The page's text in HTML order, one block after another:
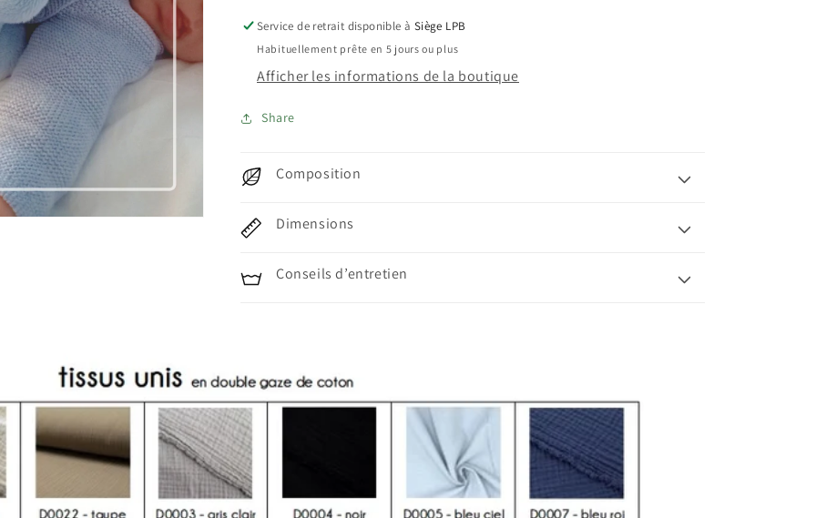
Service de retrait disponible à Siège LPB
Habituellement prête en 5 jours ou plus
Afficher les informations de la boutique
Share
Composition
Dimensions
Conseils d’entretien